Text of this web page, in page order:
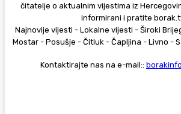
čitatelje o aktualnim vijestima iz
informirani i pratite
Najnovije vijesti - Lokalne vijesti - Široki
Mostar - Posušje - Čitluk - Čapljina - Livno -
Kontaktirajte nas na e-mail::